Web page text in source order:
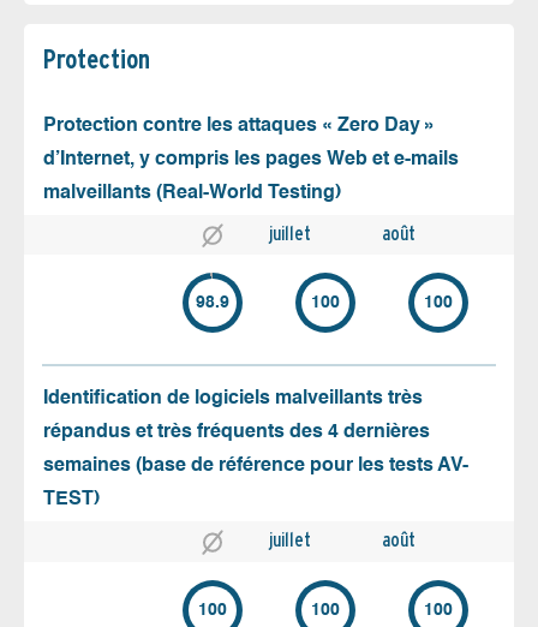
Protection
Protection contre les attaques « Zero Day »
d’Internet, y compris les pages Web et e-mails
malveillants (Real-World Testing)
juillet août
98.9 100 100
Identification de logiciels malveillants très
répandus et très fréquents des 4 dernières
semaines (base de référence pour les tests AV-
TEST)
juillet août
100 100 100